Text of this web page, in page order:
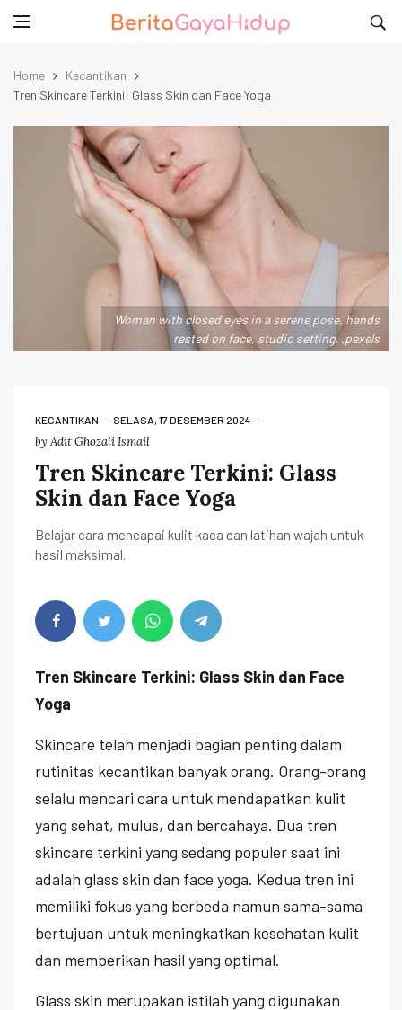
Home
Kecantikan
Tren Skincare Terkini: Glass Skin dan Face Yoga
Woman with closed eyes in a serene pose, hands
rested on face, studio setting. .pexels
KECANTIKAN SELASA, 17 DESEMBER 2024
by Adit Ghozali Ismail
Tren Skincare Terkini: Glass
Skin dan Face Yoga
Belajar cara mencapai kulit kaca dan latihan wajah untuk
hasil maksimal.
Tren Skincare Terkini: Glass Skin dan Face
Yoga
Skincare telah menjadi bagian penting dalam
rutinitas kecantikan banyak orang. Orang-orang
selalu mencari cara untuk mendapatkan kulit
yang sehat, mulus, dan bercahaya. Dua tren
skincare terkini yang sedang populer saat ini
adalah glass skin dan face yoga. Kedua tren ini
memiliki fokus yang berbeda namun sama-sama
bertujuan untuk meningkatkan kesehatan kulit
dan memberikan hasil yang optimal.
Glass skin merupakan istilah yang digunakan